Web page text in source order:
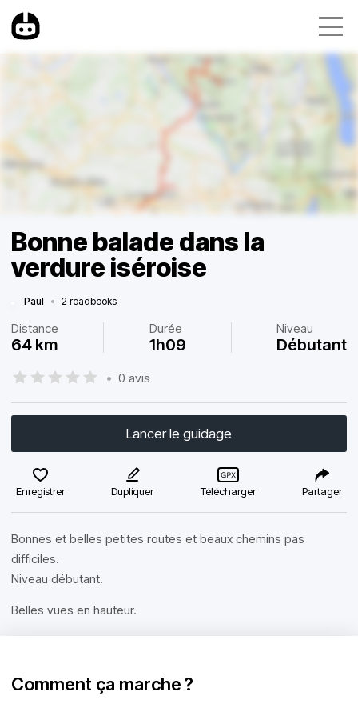
Bonne balade dans la
verdure iséroise
Paul • 2 roadbooks
Distance
64 km
Durée
1h09
Niveau
Débutant
• 0 avis
Lancer le guidage
Enregistrer Dupliquer Télécharger Partager
Bonnes et belles petites routes et beaux chemins pas
difficiles.
Niveau débutant.
Belles vues en hauteur.
Comment ça marche ?